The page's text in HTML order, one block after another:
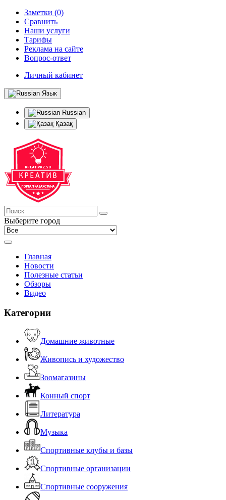
Заметки (0)
Сравнить
Наши услуги
Тарифы
Реклама на сайте
Вопрос-ответ
Личный кабинет
Язык
Russian
Қазақ
Выберите город
Главная
Новости
Полезные статьи
Обзоры
Видео
Категории
Домашние животные
Живопись и художество
Зоомагазины
Конный спорт
Литература
Музыка
Спортивные клубы и базы
Спортивные организации
Спортивные сооружения